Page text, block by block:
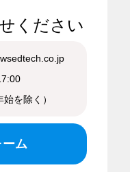
ください
を除く）
ム